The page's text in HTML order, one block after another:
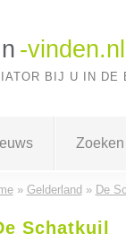
-vinden.nl
BIJ U IN DE
Zoeken
» Gelderland » De
Schatkuil